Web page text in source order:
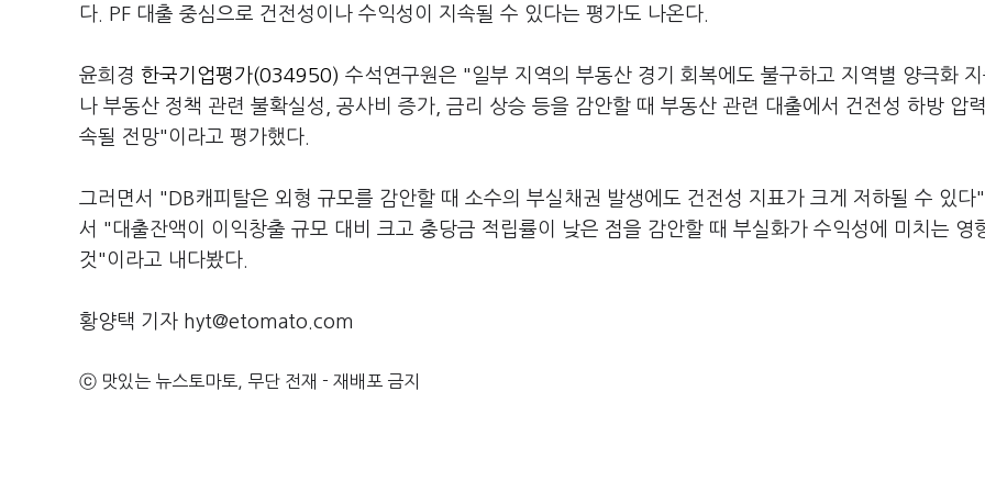
다. PF 대출 중심으로 건전성이나 수익성이 지속될 수 있다는 평가도 나온다.
윤희경 한국기업평가(034950) 수석연구원은 "일부 지역의 부동산 경기 회복에도 불구하고 지역별 양극화 지
나 부동산 정책 관련 불확실성, 공사비 증가, 금리 상승 등을 감안할 때 부동산 관련 대출에서 건전성 하방 압력
속될 전망"이라고 평가했다.
그러면서 "DB캐피탈은 외형 규모를 감안할 때 소수의 부실채권 발생에도 건전성 지표가 크게 저하될 수 있다
서 "대출잔액이 이익창출 규모 대비 크고 충당금 적립률이 낮은 점을 감안할 때 부실화가 수익성에 미치는 영
것"이라고 내다봤다.
황양택 기자 hyt@etomato.com
ⓒ 맛있는 뉴스토마토, 무단 전재 - 재배포 금지